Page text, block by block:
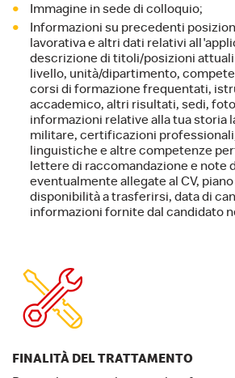
Immagine in sede di colloquio;
Informazioni su precedenti
lavorativa e altri dati relativi
descrizione di titoli/posizioni attuali
livello, unità/dipartimento,
corsi di formazione frequentati,
accademico, altri risultati, sedi,
informazioni relative alla tua storia
militare, certificazioni
linguistiche e altre competenze
lettere di raccomandazione e note
eventualmente allegate al CV,
disponibilità a trasferirsi, data di
informazioni fornite dal candidato
FINALITÀ DEL TRATTAMENTO